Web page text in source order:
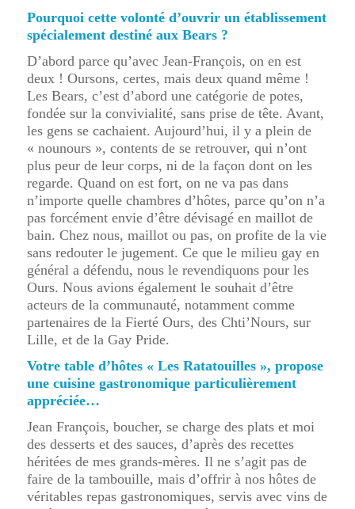
Pourquoi cette volonté d’ouvrir un établissement
spécialement destiné aux Bears ?
D’abord parce qu’avec Jean-François, on en est
deux ! Oursons, certes, mais deux quand même !
Les Bears, c’est d’abord une catégorie de potes,
fondée sur la convivialité, sans prise de tête. Avant,
les gens se cachaient. Aujourd’hui, il y a plein de
« nounours », contents de se retrouver, qui n’ont
plus peur de leur corps, ni de la façon dont on les
regarde. Quand on est fort, on ne va pas dans
n’importe quelle chambres d’hôtes, parce qu’on n’a
pas forcément envie d’être dévisagé en maillot de
bain. Chez nous, maillot ou pas, on profite de la vie
sans redouter le jugement. Ce que le milieu gay en
général a défendu, nous le revendiquons pour les
Ours. Nous avions également le souhait d’être
acteurs de la communauté, notamment comme
partenaires de la Fierté Ours, des Chti’Nours, sur
Lille, et de la Gay Pride.
Votre table d’hôtes « Les Ratatouilles », propose
une cuisine gastronomique particulièrement
appréciée…
Jean François, boucher, se charge des plats et moi
des desserts et des sauces, d’après des recettes
héritées de mes grands-mères. Il ne s’agit pas de
faire de la tambouille, mais d’offrir à nos hôtes de
véritables repas gastronomiques, servis avec vins de